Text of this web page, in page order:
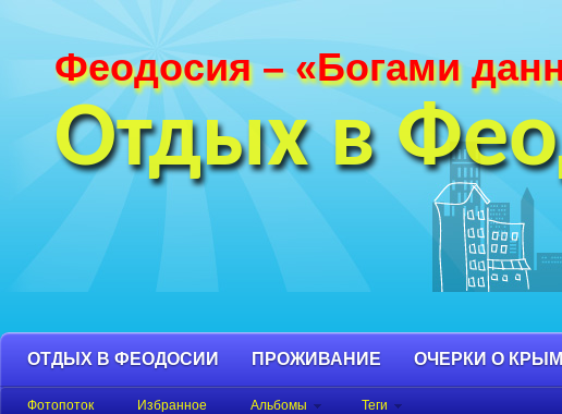
Феодосия – «Богами
Отдых в
Фотографии Феодосии и Крыма. Пляжи
Феодосия, Орджоникидзе Крым фото,
фото города, Крым фото Феодосия.
ОТДЫХ В ФЕОДОСИИ ПРОЖИВАНИЕ ОЧЕРКИ О
Фотопоток Избранное Альбомы Теги